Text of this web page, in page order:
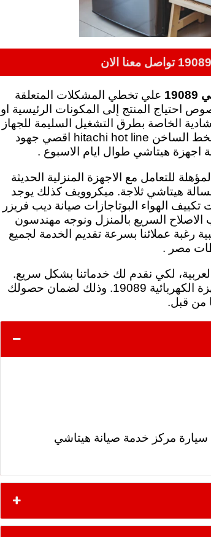
علي تخطي المشكلات المتعلقة
احتياج المنتج إلى المكونات الرئيسية او
الخاصة بطرق التشغيل السليمة للجهاز
يبذل ممثلي الدعم الفني علي الخط الساخن hitachi hot line اقصي جهود
اجهزة هيتاشي طوال ايام الاسبوع .
للتعامل مع الاجهزة المنزلية الحديثة
غسالة هيتاشي ثلاجة. ميكروويف كذلك يوجد
الهواء البوتاجازات صيانة ديب فريزر
الاصلاح السريع بالمنزل ونوجه مهندسون
رغبة عملائنا بسرعة تقديم الخدمة لجميع
مصر .
لكي نقدم لك خدماتنا بشكل سريع.
للأجهزة الكهربائية 19089. وذلك لضمان حصولك
من قبل.
سيارة مركز خدمة صيانة هيتاشي